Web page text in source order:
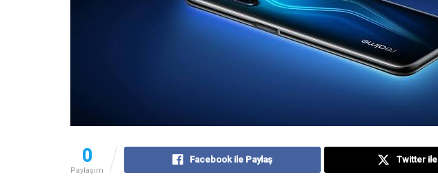
0
Paylaşım
Facebook ile Paylaş Twitter